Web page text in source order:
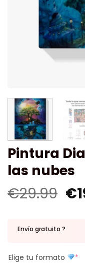
Pintura
las nubes
€29.99 €
Envío gratuito ?
Elige tu formato *